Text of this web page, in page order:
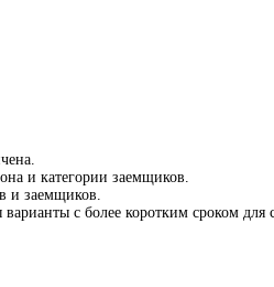
и категории заемщиков.
и заемщиков.
с более коротким сроком